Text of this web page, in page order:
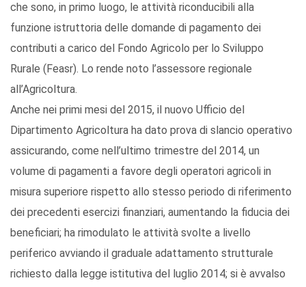
che sono, in primo luogo, le attività riconducibili alla
funzione istruttoria delle domande di pagamento dei
contributi a carico del Fondo Agricolo per lo Sviluppo
Rurale (Feasr). Lo rende noto l’assessore regionale
all’Agricoltura.
Anche nei primi mesi del 2015, il nuovo Ufficio del
Dipartimento Agricoltura ha dato prova di slancio operativo
assicurando, come nell’ultimo trimestre del 2014, un
volume di pagamenti a favore degli operatori agricoli in
misura superiore rispetto allo stesso periodo di riferimento
dei precedenti esercizi finanziari, aumentando la fiducia dei
beneficiari; ha rimodulato le attività svolte a livello
periferico avviando il graduale adattamento strutturale
richiesto dalla legge istitutiva del luglio 2014; si è avvalso